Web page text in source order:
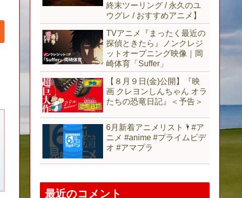
終末ツーリング / 永久のユ
ウグレ / おすすめアニメ】
TVアニメ『まったく最近の
探偵ときたら』ノンクレジ
ットオープニング映像｜岡
崎体育「Suffer」
【８月９日(金)公開】『映
画 クレヨンしんちゃん オラ
たちの恐竜日記』＜予告＞
6月新着アニメリスト🌂#ア
ニメ #anime #プライムビデ
オ #アマプラ
最近のコメント